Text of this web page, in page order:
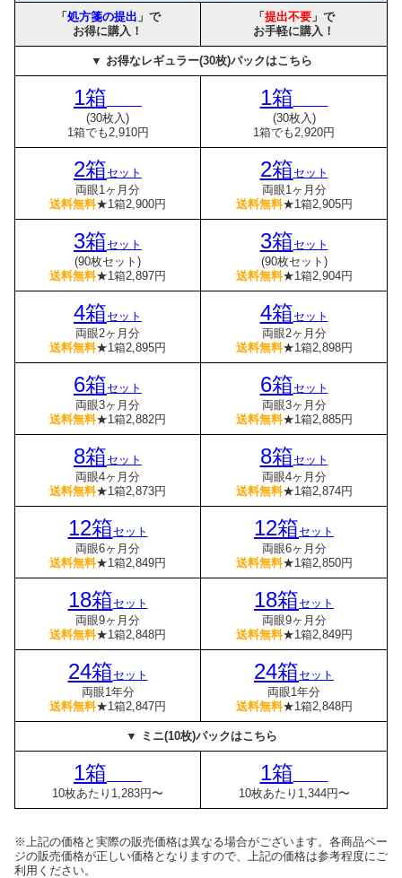
「 処方箋の提出 」で
お得に購入！
「 提出不要 」で
お手軽に購入！
▼ お得なレギュラー(30枚)パックはこちら
1箱
(30枚入)
1箱でも2,910円
1箱
(30枚入)
1箱でも2,920円
2箱セット
両眼1ヶ月分
送料無料★1箱2,900円
2箱セット
両眼1ヶ月分
送料無料★1箱2,905円
3箱セット
(90枚セット)
送料無料★1箱2,897円
3箱セット
(90枚セット)
送料無料★1箱2,904円
4箱セット
両眼2ヶ月分
送料無料★1箱2,895円
4箱セット
両眼2ヶ月分
送料無料★1箱2,898円
6箱セット
両眼3ヶ月分
送料無料★1箱2,882円
6箱セット
両眼3ヶ月分
送料無料★1箱2,885円
8箱セット
両眼4ヶ月分
送料無料★1箱2,873円
8箱セット
両眼4ヶ月分
送料無料★1箱2,874円
12箱セット
両眼6ヶ月分
送料無料★1箱2,849円
12箱セット
両眼6ヶ月分
送料無料★1箱2,850円
18箱セット
両眼9ヶ月分
送料無料★1箱2,848円
18箱セット
両眼9ヶ月分
送料無料★1箱2,849円
24箱セット
両眼1年分
送料無料★1箱2,847円
24箱セット
両眼1年分
送料無料★1箱2,848円
▼ ミニ(10枚)パックはこちら
1箱
10枚あたり1,283円〜
1箱
10枚あたり1,344円〜
※上記の価格と実際の販売価格は異なる場合がございます。各商品ペー
ジの販売価格が正しい価格となりますので、上記の価格は参考程度にご
利用ください。